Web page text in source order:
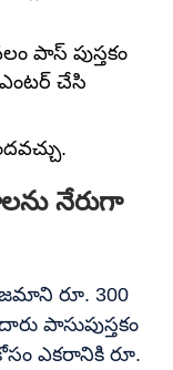
పాస్ పుస్తకం
చేసి
నేరుగా
రూ. 300
పాసుపుస్తకం
ఎకరానికి రూ.